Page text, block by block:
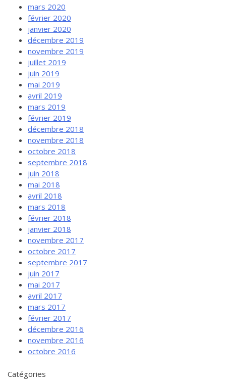
mars 2020
février 2020
janvier 2020
décembre 2019
novembre 2019
juillet 2019
juin 2019
mai 2019
avril 2019
mars 2019
février 2019
décembre 2018
novembre 2018
octobre 2018
septembre 2018
juin 2018
mai 2018
avril 2018
mars 2018
février 2018
janvier 2018
novembre 2017
octobre 2017
septembre 2017
juin 2017
mai 2017
avril 2017
mars 2017
février 2017
décembre 2016
novembre 2016
octobre 2016
Catégories